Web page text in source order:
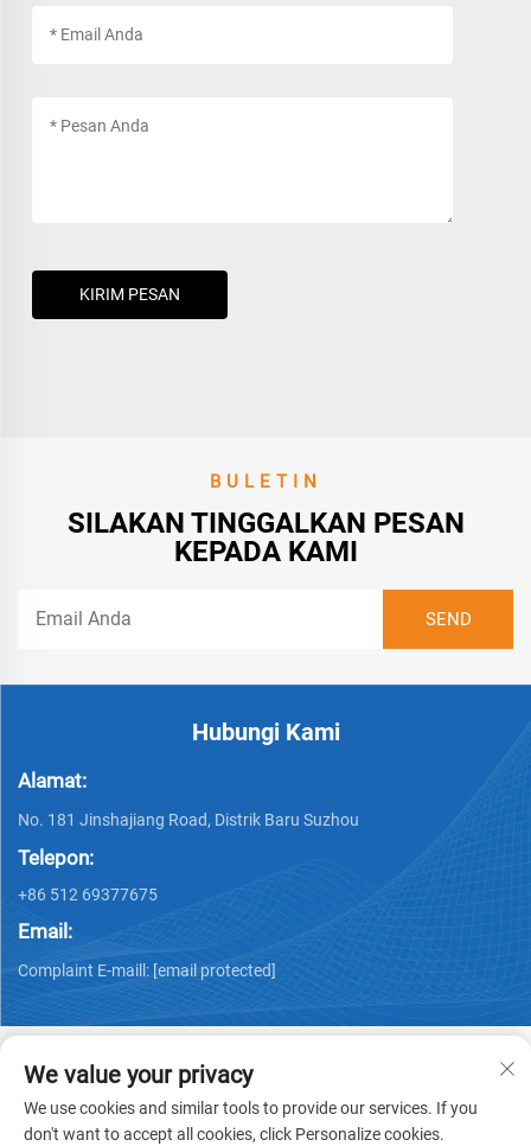
KIRIM PESAN
BULETIN
SILAKAN TINGGALKAN PESAN
KEPADA KAMI
Hubungi Kami
Alamat:
No. 181 Jinshajiang Road, Distrik Baru Suzhou
Telepon:
+86 512 69377675
Email:
Complaint E-maill: [email protected]
Hak Cipta © 2025 PHYLIONKebijakan Privasi
We value your privacy
We use cookies and similar tools to provide our services. If you
don't want to accept all cookies, click Personalize cookies.